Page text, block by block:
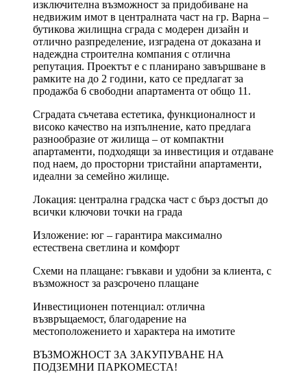
изключителна възможност за придобиване на
недвижим имот в централната част на гр. Варна –
бутикова жилищна сграда с модерен дизайн и
отлично разпределение, изградена от доказана и
надеждна строителна компания с отлична
репутация. Проектът е с планирано завършване в
рамките на до 2 години, като се предлагат за
продажба 6 свободни апартамента от общо 11.
Сградата съчетава естетика, функционалност и
високо качество на изпълнение, като предлага
разнообразие от жилища – от компактни
апартаменти, подходящи за инвестиция и отдаване
под наем, до просторни тристайни апартаменти,
идеални за семейно жилище.
Локация: централна градска част с бърз достъп до
всички ключови точки на града
Изложение: юг – гарантира максимално
естествена светлина и комфорт
Схеми на плащане: гъвкави и удобни за клиента, с
възможност за разсрочено плащане
Инвестиционен потенциал: отлична
възвръщаемост, благодарение на
местоположението и характера на имотите
ВЪЗМОЖНОСТ ЗА ЗАКУПУВАНЕ НА
ПОДЗЕМНИ ПАРКОМЕСТА!